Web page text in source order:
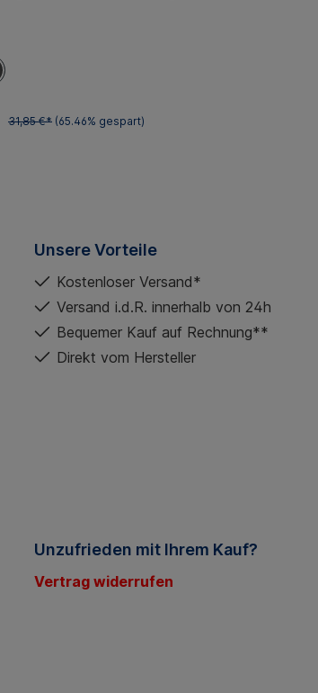
31,85 €* (65.46% gespart)
Unsere Vorteile
Kostenloser Versand*
Versand i.d.R. innerhalb von 24h
Bequemer Kauf auf Rechnung**
Direkt vom Hersteller
Unzufrieden mit Ihrem Kauf?
Vertrag widerrufen